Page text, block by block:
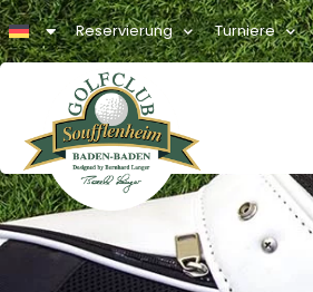
Reservierung Turniere